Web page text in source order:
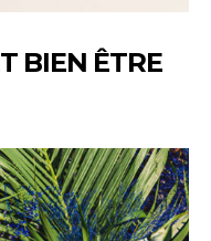
BIEN ÊTRE